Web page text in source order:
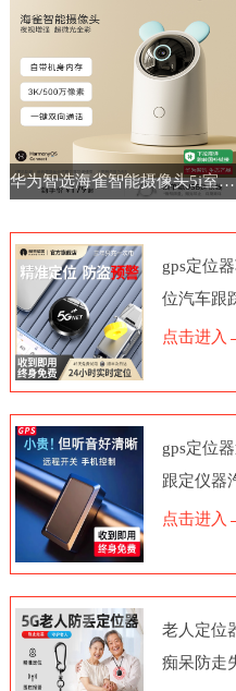
华为智选海雀智能摄像头5i室内家用手机远程360°无线监控摄像机
gps定位
位汽车跟
点击进入
gps定位
跟定仪器
点击进入
老人定位
痴呆防走